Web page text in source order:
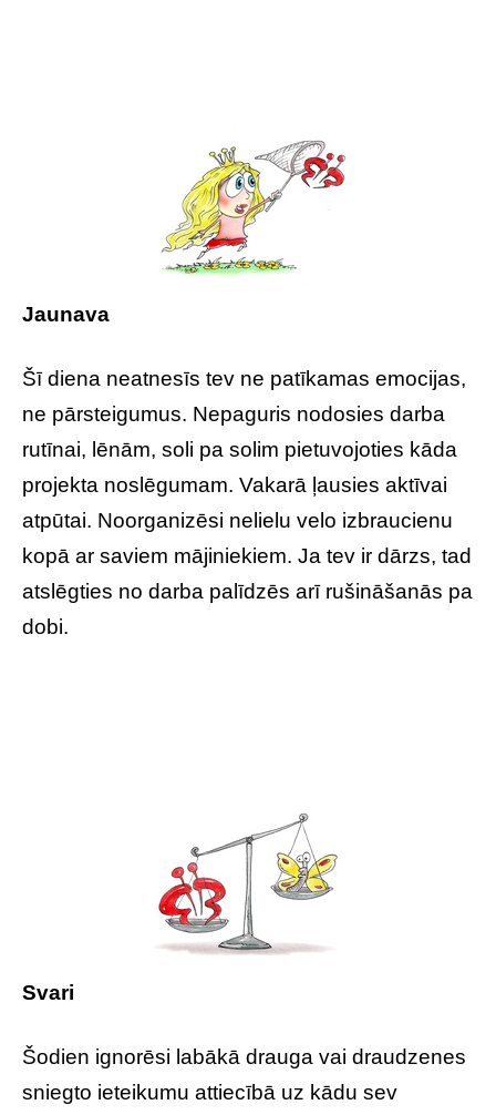
Jaunava
Šī diena neatnesīs tev ne patīkamas emocijas,
ne pārsteigumus. Nepaguris nodosies darba
rutīnai, lēnām, soli pa solim pietuvojoties kāda
projekta noslēgumam. Vakarā ļausies aktīvai
atpūtai. Noorganizēsi nelielu velo izbraucienu
kopā ar saviem mājiniekiem. Ja tev ir dārzs, tad
atslēgties no darba palīdzēs arī rušināšanās pa
dobi.
Svari
Šodien ignorēsi labākā drauga vai draudzenes
sniegto ieteikumu attiecībā uz kādu sev